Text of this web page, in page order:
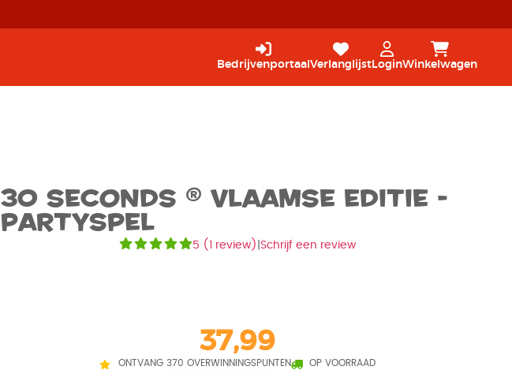
Bedrijvenportaal Verlanglijst LoginWinkelwagen
30 Seconds ® Vlaamse Editie -
Partyspel
5 ( 1 review) Schrijf een review
37,99
ONTVANG 370 OVERWINNINGSPUNTEN OP VOORRAAD